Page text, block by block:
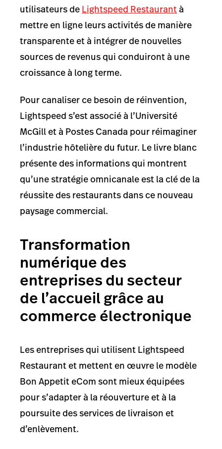
utilisateurs de Lightspeed Restaurantà
mettre en ligne leurs activités de manière
transparente et à intégrer de nouvelles
sources de revenus qui conduiront à une
croissance à long terme.
Pour canaliser ce besoin de réinvention,
Lightspeed s’est associé à l’Université
McGill et à Postes Canada pour réimaginer
l’industrie hôtelière du futur. Le livre blanc
présente des informations qui montrent
qu’une stratégie omnicanale est la clé de la
réussite des restaurants dans ce nouveau
paysage commercial.
Transformation
numérique des
entreprises du secteur
de l’accueil grâce au
commerce électronique
Les entreprises qui utilisent Lightspeed
Restaurant et mettent en œuvre le modèle
Bon Appetit eCom sont mieux équipées
pour s’adapter à la réouverture et à la
poursuite des services de livraison et
d’enlèvement.